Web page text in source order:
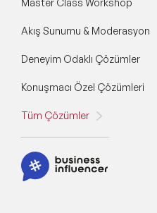
Master Class Workshop
Akış Sunumu & Moderasyon
Deneyim Odaklı Çözümler
Konuşmacı Özel Çözümleri
Tüm Çözümler